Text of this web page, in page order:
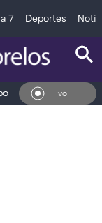
7 Deportes
Espectáculos
En Vivo